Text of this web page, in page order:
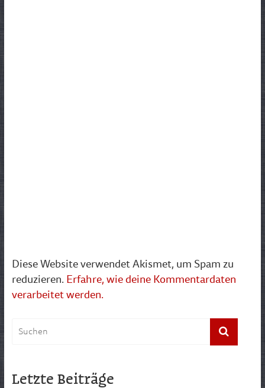
Diese Website verwendet Akismet, um Spam zu
reduzieren. Erfahre, wie deine Kommentardaten
verarbeitet werden.
Letzte Beiträge